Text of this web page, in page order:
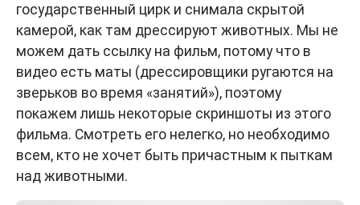
государственный цирк и снимала скрытой
камерой, как там дрессируют животных. Мы не
можем дать ссылку на фильм, потому что в
видео есть маты (дрессировщики ругаются на
зверьков во время «занятий»), поэтому
покажем лишь некоторые скриншоты из этого
фильма. Смотреть его нелегко, но необходимо
всем, кто не хочет быть причастным к пыткам
над животными.